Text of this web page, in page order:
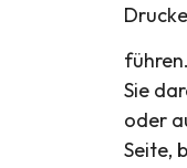
Sie
oder
Seite,